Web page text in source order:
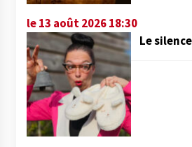
le 13 août 2026 18:30
Le